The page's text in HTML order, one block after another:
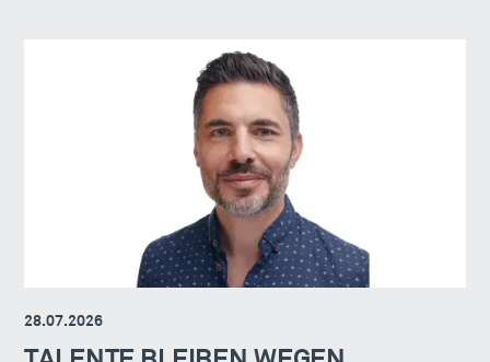
28.07.2026